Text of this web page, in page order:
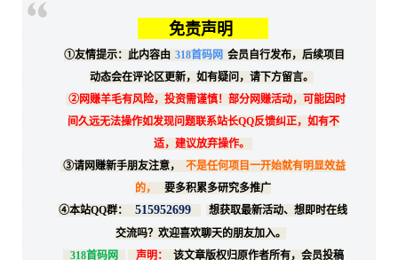
免责声明
①友情提示：此内容由 318首码网 会员自行发布，后续项目
动态会在评论区更新，如有疑问，请下方留言。
②网赚羊毛有风险，投资需谨慎！部分网赚活动，可能因时
间久远无法操作如发现问题联系站长QQ反馈纠正，如有不
适，建议放弃操作。
③请网赚新手朋友注意，
不是任何项目一开始就有明显效益
的，
要多积累多研究多推广
④本站QQ群：
515952699
想获取最新活动、想即时在线
交流吗？欢迎喜欢聊天的朋友加入。
318首码网
声明：
该文章版权归原作者所有，会员投稿